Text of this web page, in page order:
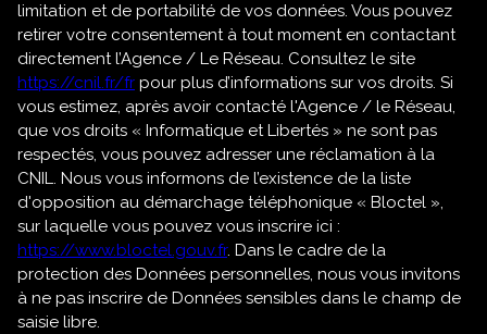
limitation et de portabilité de vos données. Vous pouvez
retirer votre consentement à tout moment en contactant
directement l’Agence / Le Réseau. Consultez le site
https://cnil.fr/fr pour plus d’informations sur vos droits. Si
vous estimez, après avoir contacté l'Agence / le Réseau,
que vos droits « Informatique et Libertés » ne sont pas
respectés, vous pouvez adresser une réclamation à la
CNIL. Nous vous informons de l’existence de la liste
d'opposition au démarchage téléphonique « Bloctel »,
sur laquelle vous pouvez vous inscrire ici :
https://www.bloctel.gouv.fr. Dans le cadre de la
protection des Données personnelles, nous vous invitons
à ne pas inscrire de Données sensibles dans le champ de
saisie libre.